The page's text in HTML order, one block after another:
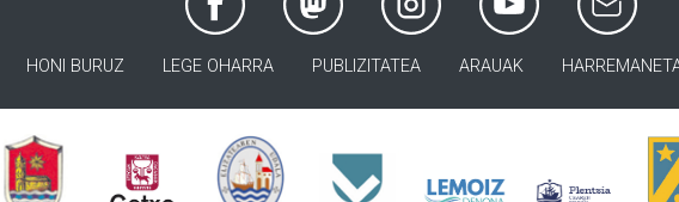
HONI BURUZ LEGE OHARRA PUBLIZITATEA ARAUAK